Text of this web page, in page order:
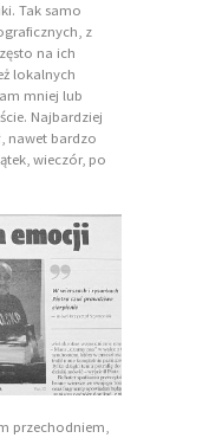
Tak samo
z
na ich
lokalnych
mniej lub
Najbardziej
nawet bardzo
wieczór, po
przechodniem,